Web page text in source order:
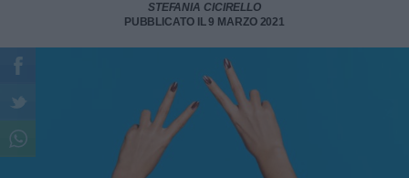
STEFANIA CICIRELLO
PUBBLICATO IL 9 MARZO 2021